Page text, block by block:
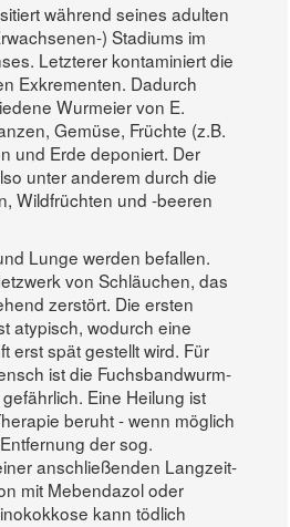
während seines adulten
) Stadiums im
Letzterer kontaminiert die
Exkrementen. Dadurch
Wurmeier von E.
Gemüse, Früchte (z.B.
und Erde deponiert. Der
unter anderem durch die
Wildfrüchten und -beeren
Lunge werden befallen.
von Schläuchen, das
zerstört. Die ersten
atypisch, wodurch eine
erst spät gestellt wird. Für
ist die Fuchsbandwurm-
Eine Heilung ist
beruht - wenn möglich
der sog.
anschließenden Langzeit-
mit Mebendazol oder
kann tödlich